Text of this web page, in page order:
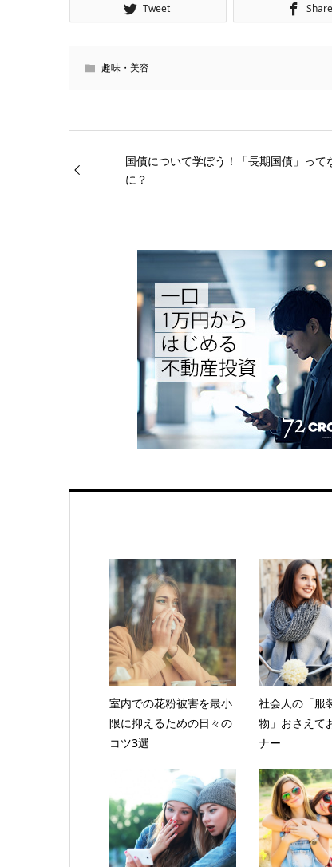
Tweet Share
趣味・美容
国債について学ぼう！「長期国債」って
に？
室内での花粉被害を最小
限に抑えるための日々の
コツ3選
社会人の「服
物」おさえて
ナー